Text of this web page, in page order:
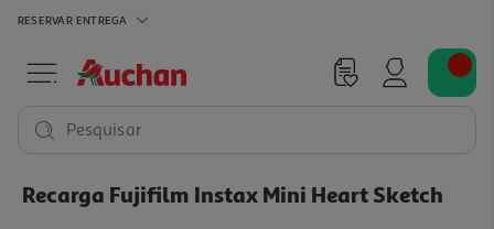
RESERVAR ENTREGA
Pesquisar
Recarga Fujifilm Instax Mini Heart Sketch